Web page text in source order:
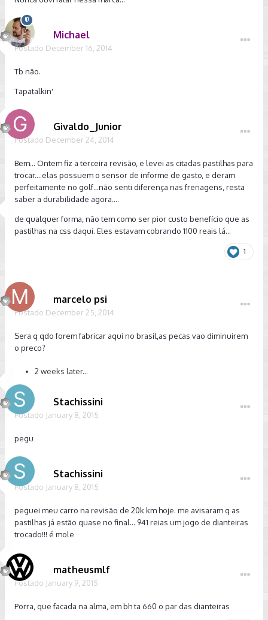
Michael
Postado December 16, 2014
Tb não.
Tapatalkin'
Givaldo_Junior
Postado December 24, 2014
Bem... Ontem fiz a terceira revisão, e levei as citadas pastilhas para
trocar....elas possuem o sensor de informe de gasto, e deram
perfeitamente no golf...não senti diferença nas frenagens, resta
saber a durabilidade agora....
de qualquer forma, não tem como ser pior custo benefício que as
pastilhas na css daqui. Eles estavam cobrando 1100 reais lá...
1
marcelo psi
Postado December 25, 2014
Sera q qdo forem fabricar aqui no brasil,as pecas vao diminuirem
o preco?
2 weeks later...
Stachissini
Postado January 8, 2015
pegu
Stachissini
Postado January 8, 2015
peguei meu carro na revisão de 20k km hoje. me avisaram q as
pastilhas já estão quase no final... 941 reias um jogo de dianteiras
trocado!!! é mole
matheusmlf
Postado January 9, 2015
Porra, que facada na alma, em bh ta 660 o par das dianteiras